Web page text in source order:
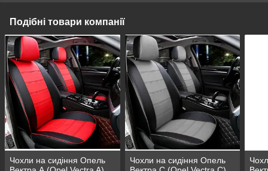
Подібні товари компанії
Чохли на сидіння Опель
Чохли на сидіння Опель